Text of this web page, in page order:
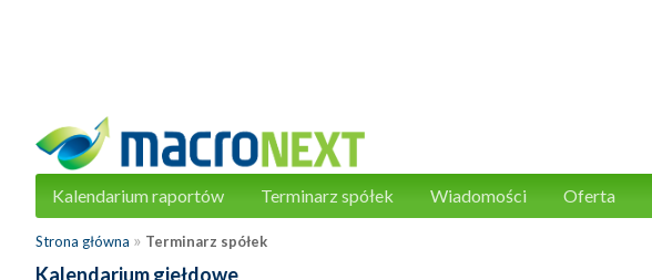
Kalendarium raportów Terminarz spółek Wiadomości Oferta
Strona główna » Terminarz spółek
Kalendarium giełdowe